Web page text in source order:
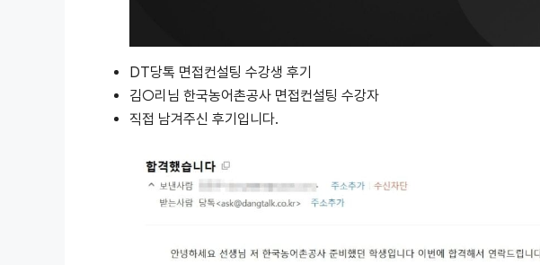
DT당톡 면접컨설팅 수강생 후기
김○리님 한국농어촌공사 면접컨설팅 수강자
직접 남겨주신 후기입니다.